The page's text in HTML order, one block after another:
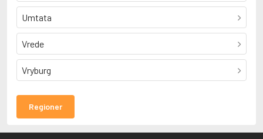
Umtata
Vrede
Vryburg
Regioner